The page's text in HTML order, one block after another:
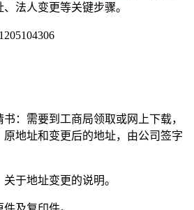
法人变更等关键步骤。
：需要到工商局领取或网上下载，
原地址和变更后的地址，由公司签字
于地址变更的说明。